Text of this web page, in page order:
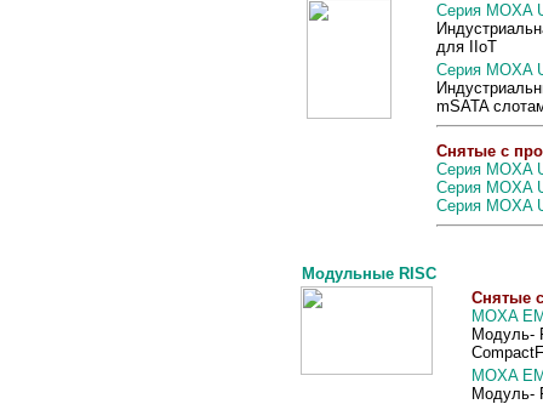
Серия MOXA
для IIoT
Серия MOXA
mSATA
Снятые с
Серия MOXA
Серия MOXA
Серия MOXA
Модульные RISC
Снятые
MOXA
Модуль-
MOXA
Модуль-